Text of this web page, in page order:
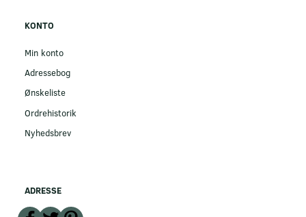
KONTO
Min konto
Adressebog
Ønskeliste
Ordrehistorik
Nyhedsbrev
ADRESSE